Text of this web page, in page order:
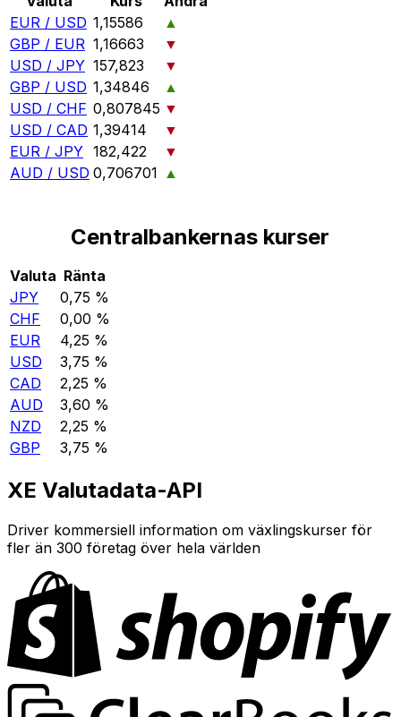
EUR / USD 1,15586
▲
GBP / EUR 1,16663
▼
USD / JPY 157,823
▼
GBP / USD 1,34846
▲
USD / CHF 0,807845 ▼
USD / CAD 1,39414
▼
EUR / JPY 182,422
▼
AUD / USD 0,706701 ▲
Centralbankernas kurser
Valuta Ränta
JPY
0,75 %
CHF
0,00 %
EUR
4,25 %
USD
3,75 %
CAD
2,25 %
AUD
3,60 %
NZD
2,25 %
GBP
3,75 %
XE Valutadata-API
Driver kommersiell information om växlingskurser för
fler än 300 företag över hela världen